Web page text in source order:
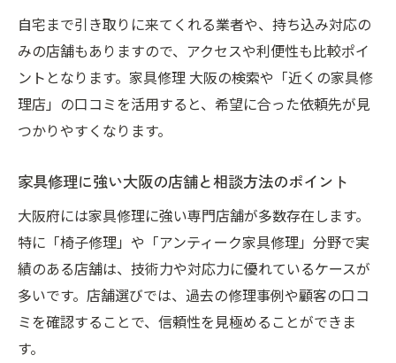
大阪で人気の家具修理DIYアイデアと安全対
策
家具修理のDIYで失敗しないための手順とポ
先
家具修理DIYの成功例と大阪での相談活用法
アンティーク家具も対応可能な修理メニューと
は
アンティーク家具修理の大阪での対応範囲
と流れ
自宅まで引き取りに来てくれる業者や、持ち込み対応の
みの店舗もありますので、アクセスや利便性も比較ポイ
ントとなります。家具修理 大阪の検索や「近くの家具修
理店」の口コミを活用すると、希望に合った依頼先が見
つかりやすくなります。
家具修理に強い大阪の店舗と相談方法のポイント
大阪府には家具修理に強い専門店舗が多数存在します。
特に「椅子修理」や「アンティーク家具修理」分野で実
績のある店舗は、技術力や対応力に優れているケースが
多いです。店舗選びでは、過去の修理事例や顧客の口コ
ミを確認することで、信頼性を見極めることができま
す。